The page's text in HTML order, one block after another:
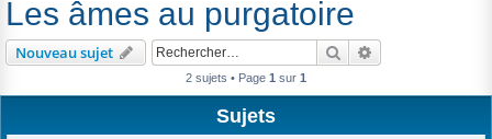
Les âmes au purgatoire
Nouveau sujet Rechercher
2 sujets • Page 1 sur 1
Sujets